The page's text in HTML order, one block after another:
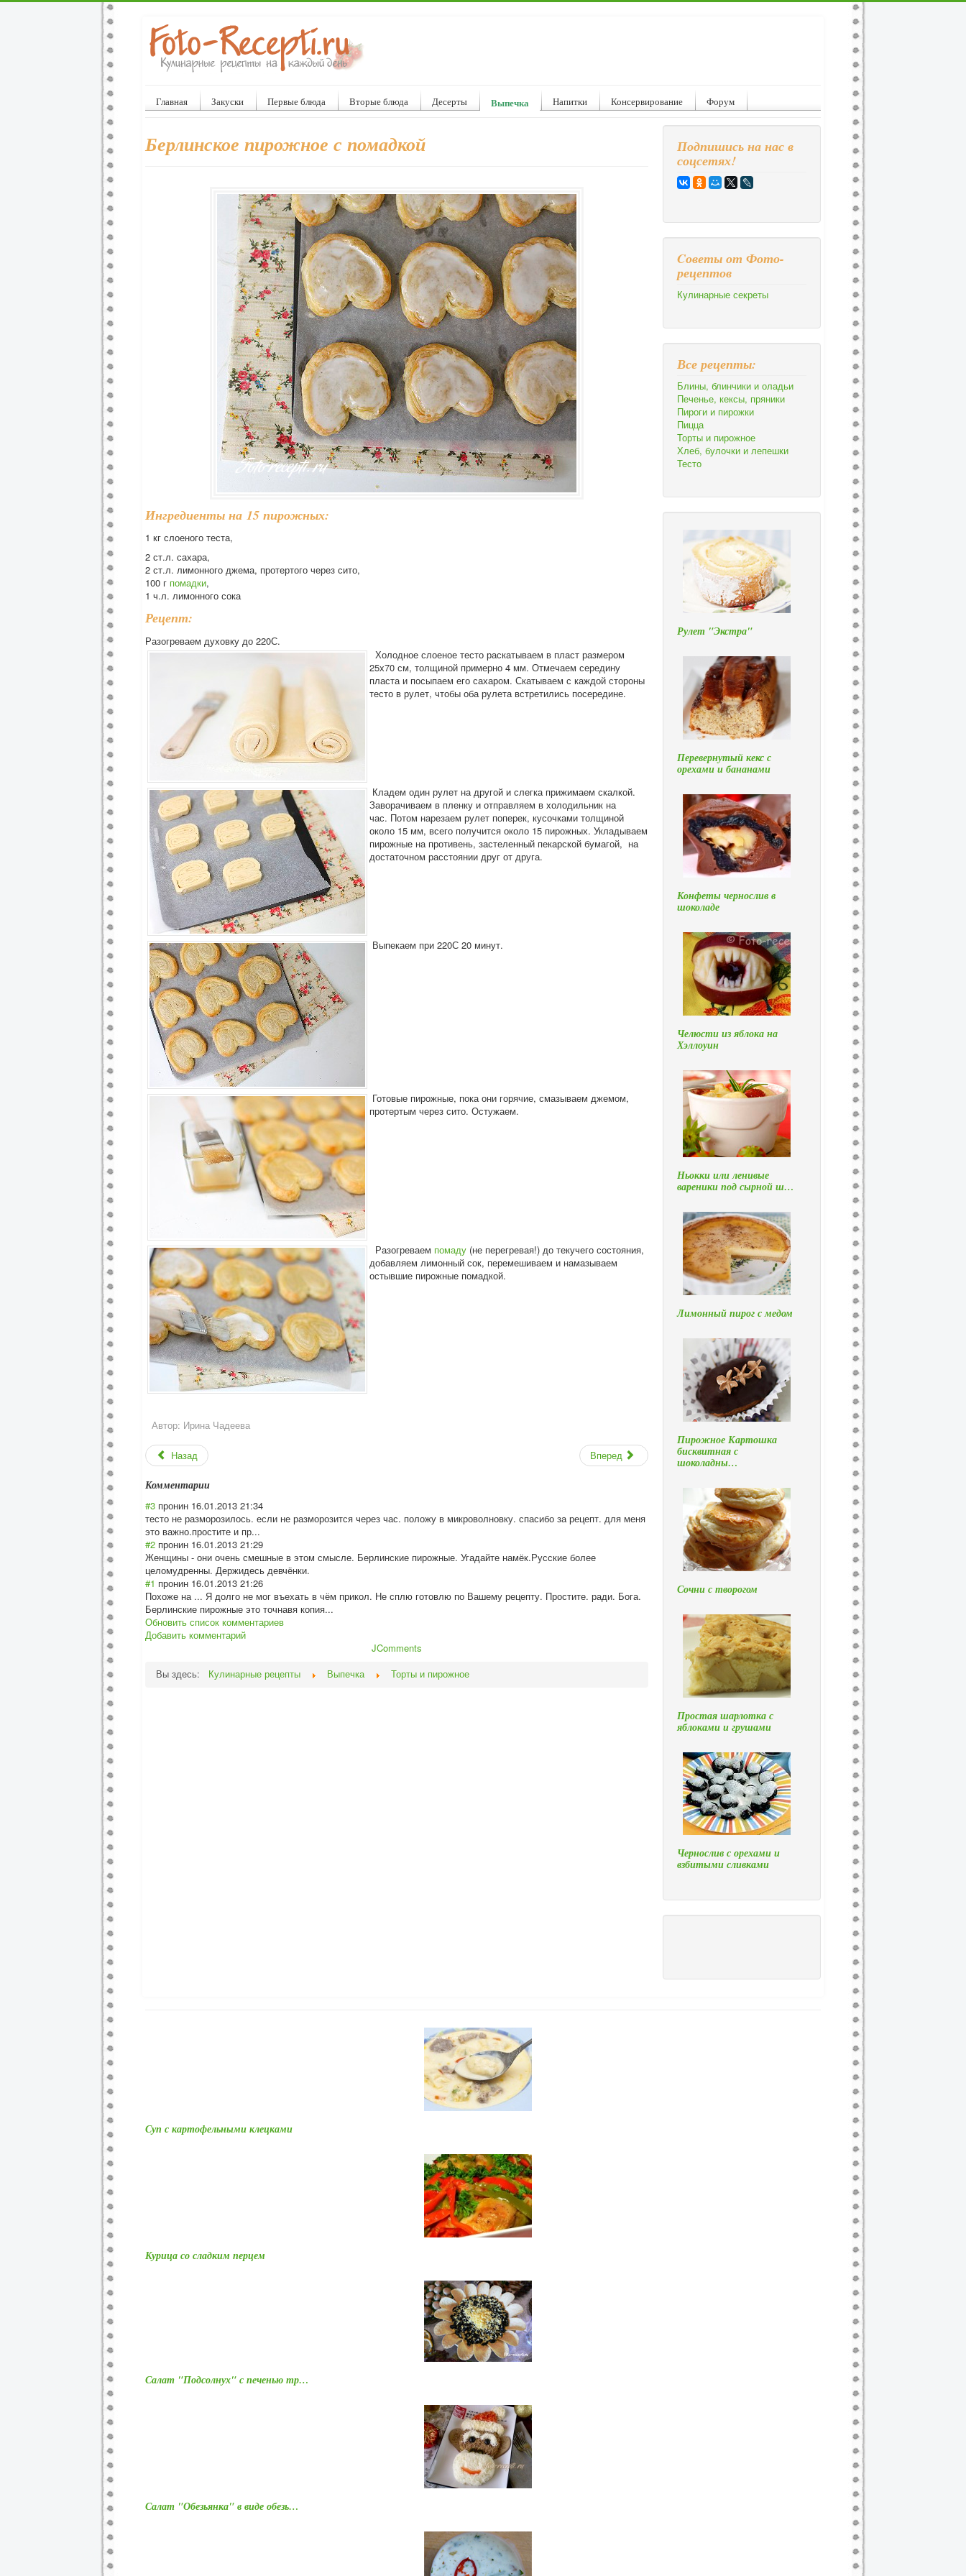
Главная Закуски Первые блюда Вторые блюда Десерты Выпечка Напитки Консервирование Форум
Берлинское пирожное с помадкой
Ингредиенты на 15 пирожных:
1 кг слоеного теста,
2 ст.л. сахара,
2 ст.л. лимонного джема, протертого через сито,
100 г помадки,
1 ч.л. лимонного сока
Рецепт:
Разогреваем духовку до 220С.
Холодное слоеное тесто раскатываем в пласт размером
25х70 см, толщиной примерно 4 мм. Отмечаем середину
пласта и посыпаем его сахаром. Скатываем с каждой стороны
тесто в рулет, чтобы оба рулета встретились посередине.
Кладем один рулет на другой и слегка прижимаем скалкой.
Заворачиваем в пленку и отправляем в холодильник на
час. Потом нарезаем рулет поперек, кусочками толщиной
около 15 мм, всего получится около 15 пирожных. Укладываем
пирожные на противень, застеленный пекарской бумагой, на
достаточном расстоянии друг от друга.
Выпекаем при 220С 20 минут.
Готовые пирожные, пока они горячие, смазываем джемом,
протертым через сито. Остужаем.
Разогреваем помаду (не перегревая!) до текучего состояния,
добавляем лимонный сок, перемешиваем и намазываем
остывшие пирожные помадкой.
Автор: Ирина Чадеева
Назад Вперед
Комментарии
#3 пронин 16.01.2013 21:34
тесто не разморозилось. если не разморозится через час. положу в микроволновку. спасибо за рецепт. для меня
это важно.простите и пр...
#2 пронин 16.01.2013 21:29
Женщины - они очень смешные в этом смысле. Берлинские пирожные. Угадайте намёк.Русские более
целомудренны. Держидесь девчёнки.
#1 пронин 16.01.2013 21:26
Похоже на ... Я долго не мог въехать в чём прикол. Не сплю готовлю по Вашему рецепту. Простите. ради. Бога.
Берлинские пирожные это точнавя копия...
Обновить список комментариев
Добавить комментарий
JComments
Вы здесь:
Кулинарные рецепты Выпечка Торты и пирожное
Подпишись на нас в
соцсетях!
Cоветы от Фото-
рецептов
Кулинарные секреты
Все рецепты:
Блины, блинчики и оладьи
Печенье, кексы, пряники
Пироги и пирожки
Пицца
Торты и пирожное
Хлеб, булочки и лепешки
Тесто
Рулет "Экстра"
Перевернутый кекс с
орехами и бананами
Конфеты чернослив в
шоколаде
Челюсти из яблока на
Хэллоуин
Ньокки или ленивые
вареники под сырной ш…
Лимонный пирог с медом
Пирожное Картошка
бисквитная с
шоколадны…
Сочни с творогом
Простая шарлотка с
яблоками и грушами
Чернослив с орехами и
взбитыми сливками
Суп с картофельными клецками
Курица со сладким перцем
Салат "Подсолнух" с печенью тр…
Салат "Обезьянка" в виде обезь…